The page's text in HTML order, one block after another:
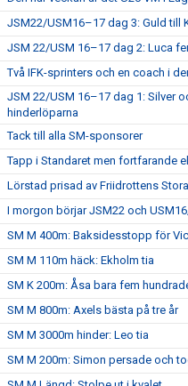
JSM22/USM16–17 dag 3: Guld till
JSM 22/USM 16–17 dag 2: Luca
Två IFK-sprinters och en coach i
JSM 22/USM 16–17 dag 1: Silver
hinderlöparna
Tack till alla SM-sponsorer
Tapp i Standaret men fortfarande
Lörstad prisad av Friidrottens
I morgon börjar JSM22 och
SM M 400m: Baksidesstopp för
SM M 110m häck: Ekholm tia
SM K 200m: Åsa bara fem
SM M 800m: Axels bästa på tre år
SM M 3000m hinder: Leo tia
SM M 200m: Simon persade och